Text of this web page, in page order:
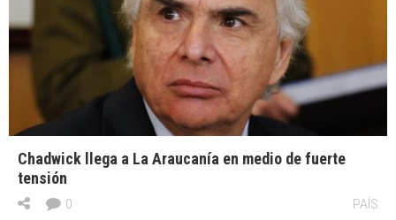
Chadwick llega a La Araucanía en medio de fuerte
tensión
PAÍS
0